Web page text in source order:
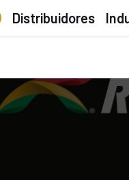
Distribuidores